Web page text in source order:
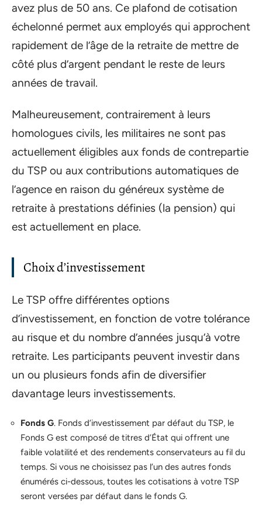
avez plus de 50 ans. Ce plafond de cotisation
échelonné permet aux employés qui approchent
rapidement de l’âge de la retraite de mettre de
côté plus d’argent pendant le reste de leurs
années de travail.
Malheureusement, contrairement à leurs
homologues civils, les militaires ne sont pas
actuellement éligibles aux fonds de contrepartie
du TSP ou aux contributions automatiques de
l’agence en raison du généreux système de
retraite à prestations définies (la pension) qui
est actuellement en place.
Choix d’investissement
Le TSP offre différentes options
d’investissement, en fonction de votre tolérance
au risque et du nombre d’années jusqu’à votre
retraite. Les participants peuvent investir dans
un ou plusieurs fonds afin de diversifier
davantage leurs investissements.
Fonds G. Fonds d’investissement par défaut du TSP, le
Fonds G est composé de titres d’État qui offrent une
faible volatilité et des rendements conservateurs au fil du
temps. Si vous ne choisissez pas l’un des autres fonds
énumérés ci-dessous, toutes les cotisations à votre TSP
seront versées par défaut dans le fonds G.